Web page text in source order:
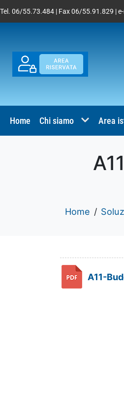
Tel. 06/55.73.484 | Fax 06/55.91.829 |
Home Chi siamo Area
Home
A11-